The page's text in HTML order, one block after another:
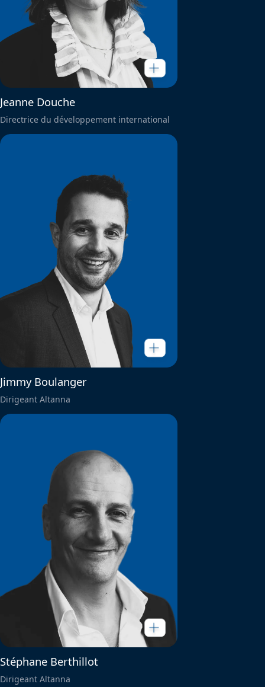
Jeanne Douche
Directrice du développement international
Jimmy Boulanger
Dirigeant Altanna
Stéphane Berthillot
Dirigeant Altanna